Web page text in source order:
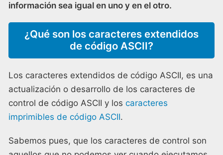
información sea igual en uno y en el otro.
¿Qué son los caracteres extendidos
de código ASCII?
Los caracteres extendidos de código ASCII, es una
actualización o desarrollo de los caracteres de
control de código ASCII y los caracteres
imprimibles de código ASCII.
Sabemos pues, que los caracteres de control son